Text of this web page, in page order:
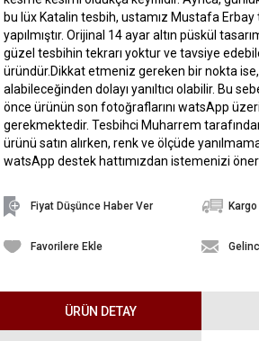
bu lüx Katalin tesbih, ustamız Mustafa Erbay
yapılmıştır. Orijinal 14 ayar altın püskül
güzel tesbihin tekrarı yoktur ve tavsiye
üründür.Dikkat etmeniz gereken bir nokta
alabileceğinden dolayı yanıltıcı olabilir. Bu
önce ürünün son fotoğraflarını watsApp
gerekmektedir. Tesbihci Muharrem
ürünü satın alırken, renk ve ölçüde
watsApp destek hattımızdan istemenizi
Fiyat Düşünce Haber Ver
Favorilere Ekle
ÜRÜN DETAY